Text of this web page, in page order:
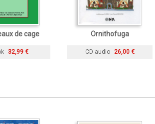
de cage
32,99 €
Ornithofuga
CD audio 26,00 €